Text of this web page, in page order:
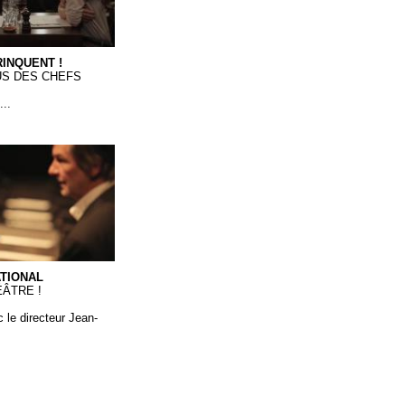
!
DES CHEFS
- ETALON MIX WEB
!
le directeur Jean-